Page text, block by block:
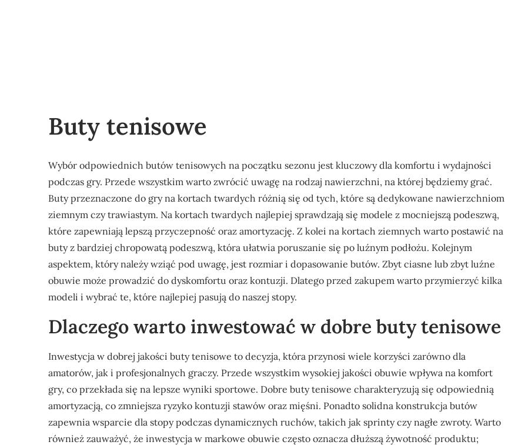
Buty tenisowe
Wybór odpowiednich butów tenisowych na początku sezonu jest kluczowy dla komfortu i wydajności
podczas gry. Przede wszystkim warto zwrócić uwagę na rodzaj nawierzchni, na której będziemy grać.
Buty przeznaczone do gry na kortach twardych różnią się od tych, które są dedykowane nawierzchniom
ziemnym czy trawiastym. Na kortach twardych najlepiej sprawdzają się modele z mocniejszą podeszwą,
które zapewniają lepszą przyczepność oraz amortyzację. Z kolei na kortach ziemnych warto postawić na
buty z bardziej chropowatą podeszwą, która ułatwia poruszanie się po luźnym podłożu. Kolejnym
aspektem, który należy wziąć pod uwagę, jest rozmiar i dopasowanie butów. Zbyt ciasne lub zbyt luźne
obuwie może prowadzić do dyskomfortu oraz kontuzji. Dlatego przed zakupem warto przymierzyć kilka
modeli i wybrać te, które najlepiej pasują do naszej stopy.
Dlaczego warto inwestować w dobre buty tenisowe
Inwestycja w dobrej jakości buty tenisowe to decyzja, która przynosi wiele korzyści zarówno dla
amatorów, jak i profesjonalnych graczy. Przede wszystkim wysokiej jakości obuwie wpływa na komfort
gry, co przekłada się na lepsze wyniki sportowe. Dobre buty tenisowe charakteryzują się odpowiednią
amortyzacją, co zmniejsza ryzyko kontuzji stawów oraz mięśni. Ponadto solidna konstrukcja butów
zapewnia wsparcie dla stopy podczas dynamicznych ruchów, takich jak sprinty czy nagłe zwroty. Warto
również zauważyć, że inwestycja w markowe obuwie często oznacza dłuższą żywotność produktu;